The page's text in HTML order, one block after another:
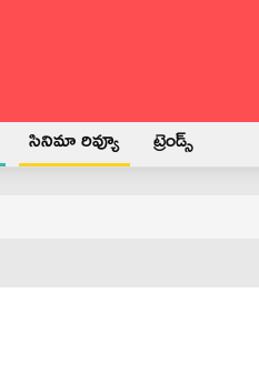
సినిమా రివ్యూ ట్రెండ్స్